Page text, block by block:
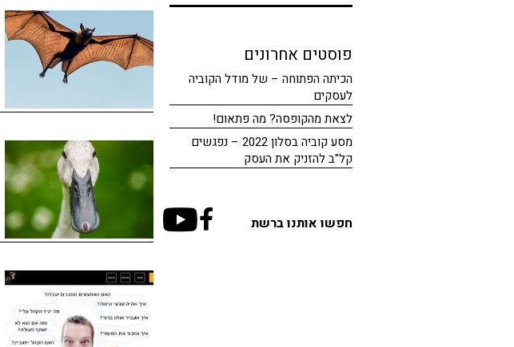
פוסטים אחרונים
הכיתה הפתוחה – של מודל הקוביה
לעסקים
לצאת מהקופסה? מה פתאום!
מסע קוביה בסלון 2022 – נפגשים
קל"ב להזניק את העסק
חפשו אותנו ברשת